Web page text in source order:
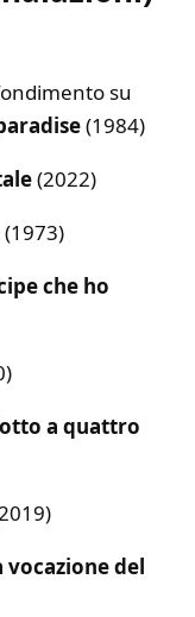
su
(1984)
(2022)
(1973)
che ho
a quattro
vocazione del